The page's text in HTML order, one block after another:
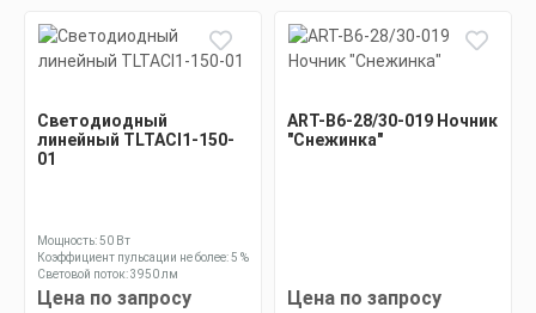
Светодиодный
линейный TLTACI1-150-
01
Мощность: 50 Вт
Коэффициент пульсации не более: 5 %
Световой поток: 3950 лм
Цена по запросу
ART-B6-28/30-019 Ночник
"Снежинка"
Цена по запросу